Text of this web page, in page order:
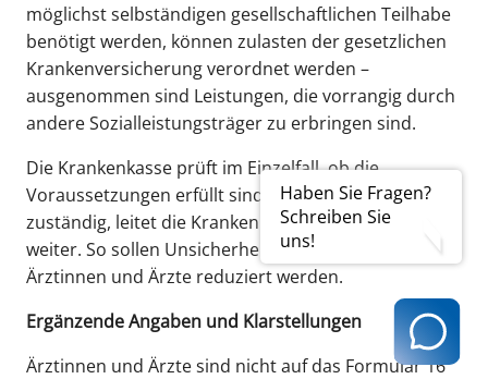
Haben Sie Fragen?
Schreiben Sie
uns!
möglichst selbständigen gesellschaftlichen Teilhabe
benötigt werden, können zulasten der gesetzlichen
Krankenversicherung verordnet werden –
ausgenommen sind Leistungen, die vorrangig durch
andere Sozialleistungsträger zu erbringen sind.
Die Krankenkasse prüft im Einzelfall, ob die
Voraussetzungen erfüllt sind. Ist ein anderer Träger
zuständig, leitet die Krankenkasse die Verordnung
weiter. So sollen Unsicherheiten für verordnende
Ärztinnen und Ärzte reduziert werden.
Ergänzende Angaben und Klarstellungen
Ärztinnen und Ärzte sind nicht auf das Formular 16